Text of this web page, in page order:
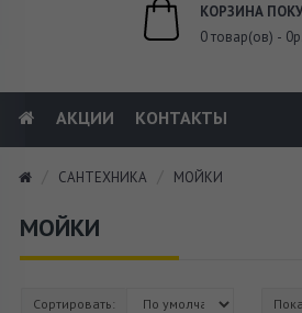
КОРЗИНА
0 товар(ов) - 0р.
АКЦИИ КОНТАКТЫ
САНТЕХНИКА МОЙКИ
МОЙКИ
Сортировать: